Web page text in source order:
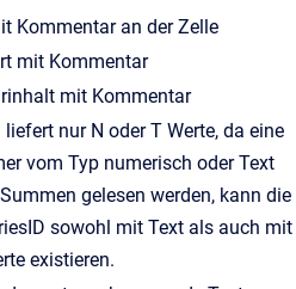
Kommentar an der Zelle
mit Kommentar
mit Kommentar
liefert nur N oder T Werte, da eine
vom Typ numerisch oder Text
gelesen werden, kann die
sowohl mit Text als auch mit
existieren.